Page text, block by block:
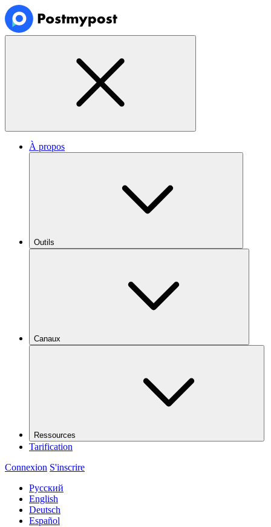
À propos
Outils
Canaux
Ressources
Tarification
Connexion S'inscrire
Русский
English
Deutsch
Español